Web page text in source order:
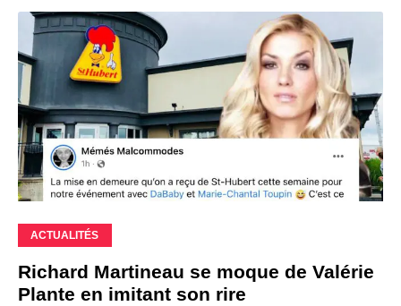
ACTUALITÉS
Richard Martineau se moque de Valérie
Plante en imitant son rire